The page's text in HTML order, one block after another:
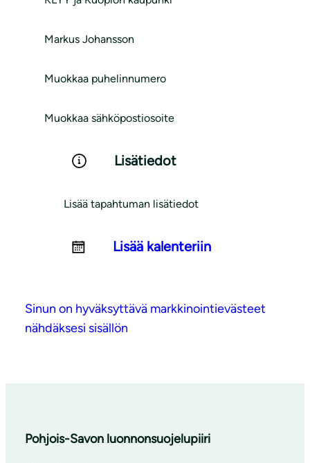
Markus Johansson
Muokkaa puhelinnumero
Muokkaa sähköpostiosoite
Lisätiedot
Lisää tapahtuman lisätiedot
Lisää kalenteriin
Sinun on hyväksyttävä markkinointievästeet
nähdäksesi sisällön
Pohjois-Savon luonnonsuojelupiiri